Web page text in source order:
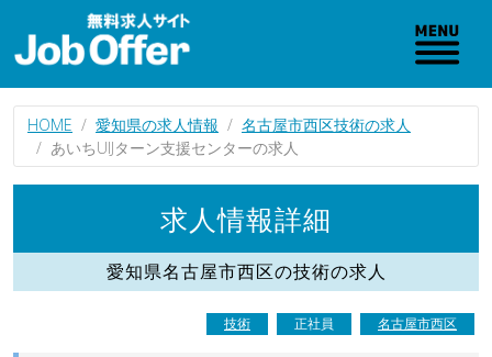
HOME 愛知県の求人情報
名古屋市西区技術の求人
あいちUIJターン支援センターの求人
求人情報詳細
愛知県名古屋市西区の技術の求人
技術 正社員 名古屋市西区